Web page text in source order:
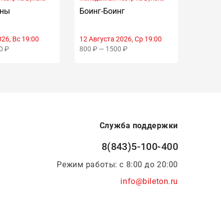
Вс 19:00
₽
Боинг-Боинг
12 Августа 2026, Ср 19:00
800 ₽ — 1500 ₽
Служба поддержки
8(843)5-100-400
Режим работы: с 8:00 до 20:00
info@bileton.ru